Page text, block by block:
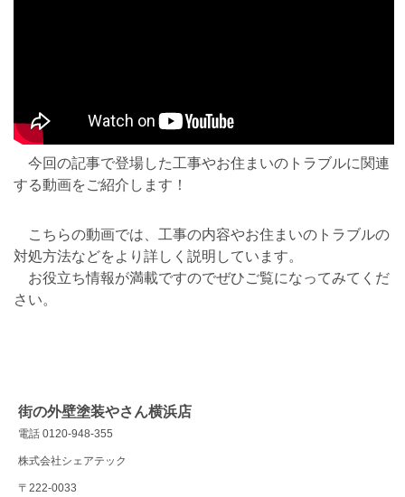
今回の記事で登場した工事やお住まいのトラブルに関連
する動画をご紹介します！
こちらの動画では、工事の内容やお住まいのトラブルの
対処方法などをより詳しく説明しています。
お役立ち情報が満載ですのでぜひご覧になってみてくだ
さい。
街の外壁塗装やさん横浜店
電話 0120-948-355
株式会社シェアテック
〒222-0033